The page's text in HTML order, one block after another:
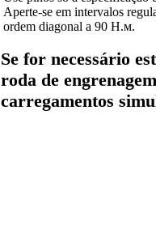
Aperte-se em intervalos
ordem diagonal a 90 Н.м.
Se for necessário
roda de
carregamentos